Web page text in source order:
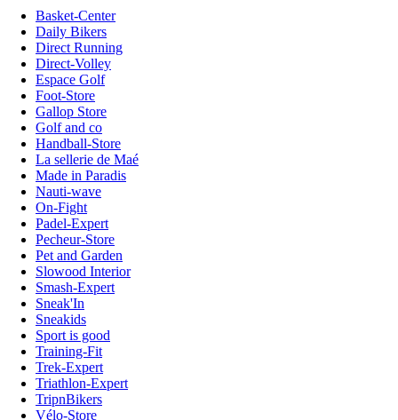
Basket-Center
Daily Bikers
Direct Running
Direct-Volley
Espace Golf
Foot-Store
Gallop Store
Golf and co
Handball-Store
La sellerie de Maé
Made in Paradis
Nauti-wave
On-Fight
Padel-Expert
Pecheur-Store
Pet and Garden
Slowood Interior
Smash-Expert
Sneak'In
Sneakids
Sport is good
Training-Fit
Trek-Expert
Triathlon-Expert
TripnBikers
Vélo-Store